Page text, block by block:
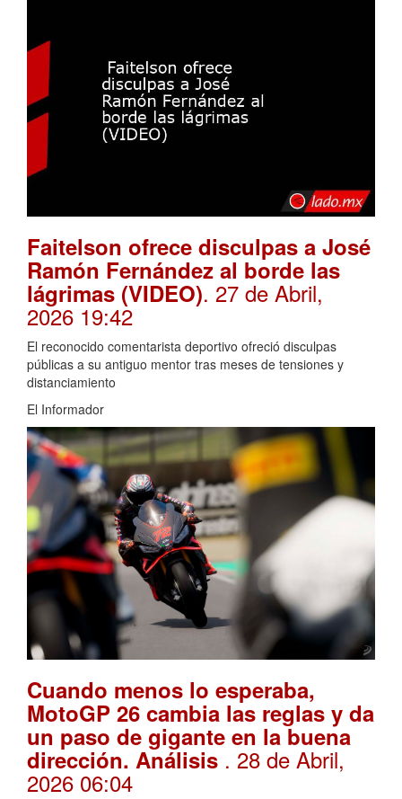
Faitelson ofrece disculpas a José
Ramón Fernández al borde las
lágrimas (VIDEO). 27 de Abril,
2026 19:42
El reconocido comentarista deportivo ofreció disculpas
públicas a su antiguo mentor tras meses de tensiones y
distanciamiento
El Informador
Cuando menos lo esperaba,
MotoGP 26 cambia las reglas y da
un paso de gigante en la buena
dirección. Análisis . 28 de Abril,
2026 06:04